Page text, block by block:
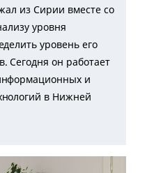
из Сирии вместе со
уровня
уровень его
Сегодня он работает
и
в Нижней